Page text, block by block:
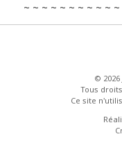
~ ~ ~ ~ ~ ~ ~ ~ ~ ~
©
Tous
Ce site